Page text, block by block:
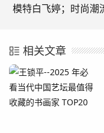
相关文章